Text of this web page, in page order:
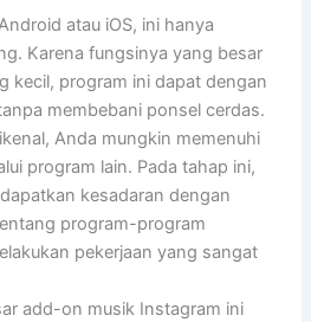
atau iOS, ini hanya
Karena fungsinya yang besar
kecil, program ini dapat dengan
membebani ponsel cerdas.
Anda mungkin memenuhi
program lain. Pada tahap ini,
kesadaran dengan
program-program
pekerjaan yang sangat
add-on musik Instagram ini